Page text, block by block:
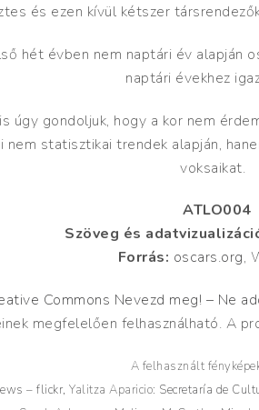
és ezen kívül kétszer
hét évben nem naptári év alapján
naptári évekhez
úgy gondoljuk, hogy a kor nem
nem statisztikai trendek alapján,
voksaikat.
ATLO004
Szöveg és
Forrás: oscars.org,
Commons Nevezd meg! – Ne
megfelelően felhasználható. A
A felhasznált
– flickr,Yalitza Aparicio: Secretaría de